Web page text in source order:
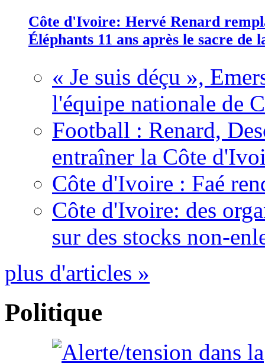
Côte d'Ivoire: Hervé Renard
Éléphants 11 ans après le sacre de
« Je suis déçu »,
l'équipe nationale de
Football : Renard,
entraîner la Côte
Côte d'Ivoire : Faé
Côte d'Ivoire: des
sur des stocks non-
plus d'articles »
Politique